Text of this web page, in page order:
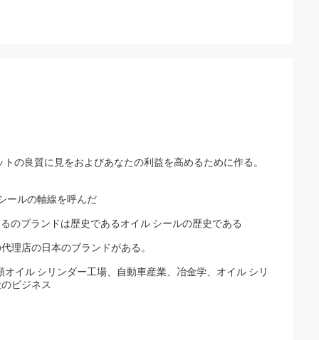
の良質に見をおよびあなたの利益を高めるために作る。
ールの軸線を呼んだ
のブランドは歴史であるオイル シールの歴史である
理店の日本のブランドがある。
イル シリンダー工場、自動車産業、冶金学、オイル シリ
ビジネス